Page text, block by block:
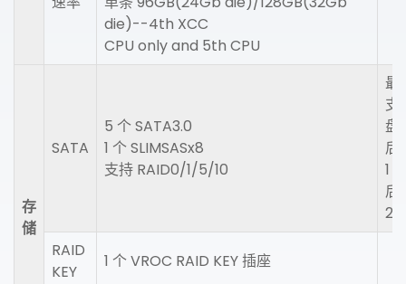
die)--4th XCC
CPU only and 5th CPU
存
储
SATA
5 个 SATA3.0
1 个 SLIMSASx8
支持 RAID0/1/5/10
最
支
盘
后
1
后
2
RAID
KEY
1 个 VROC RAID KEY 插座